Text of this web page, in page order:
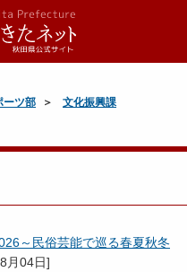
ーツ部
文化振興課
～民俗芸能で巡る春夏秋冬
月04日]